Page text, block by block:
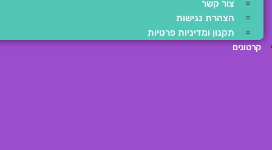
צור קשר
הצהרת נגישות
תקנון ומדיניות פרטיות
קרטונים